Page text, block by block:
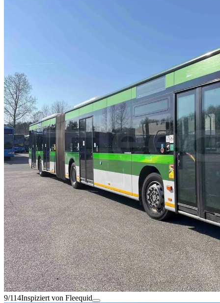
9/114Inspiziert von Fleequid